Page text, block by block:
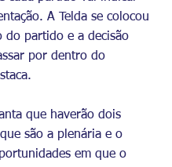
A Telda se colocou
do partido e a decisão
por dentro do
que haverão dois
são a plenária e o
em que o